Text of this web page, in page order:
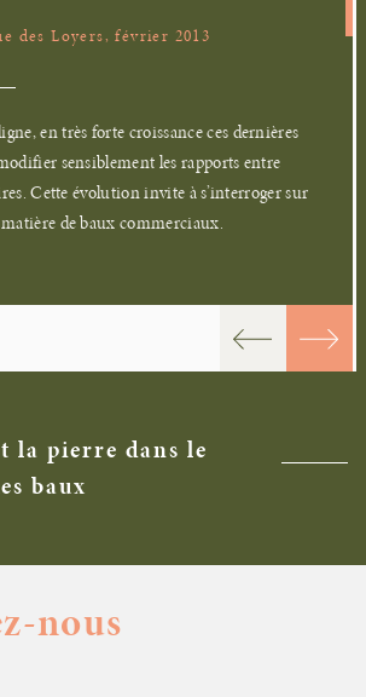
des Loyers, février 2013
en très forte croissance ces dernières
sensiblement les rapports entre
Cette évolution invite à s’interroger sur
de baux commerciaux.
la pierre dans le
baux
nous